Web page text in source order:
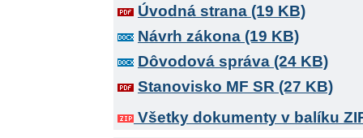
Úvodná strana (19 KB)
Návrh zákona (19 KB)
Dôvodová správa (24 KB)
Stanovisko MF SR (27 KB)
Všetky dokumenty v balíku